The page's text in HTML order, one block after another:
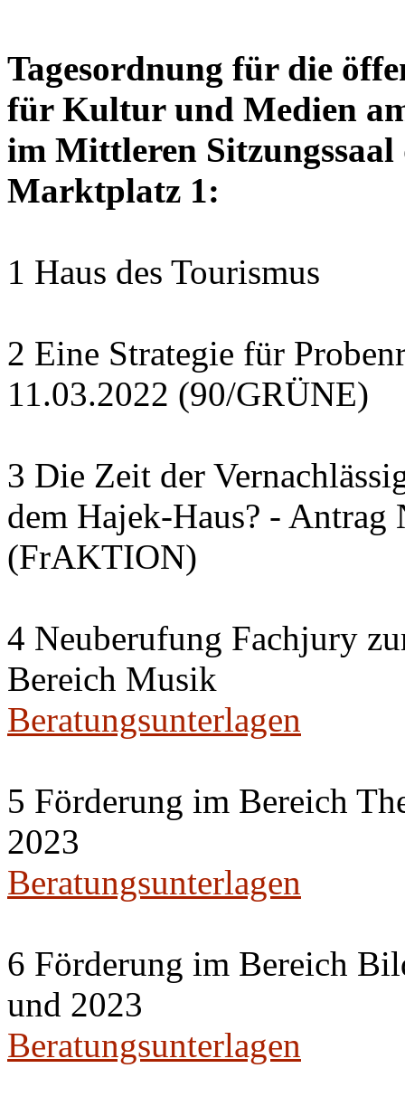
Tagesordnung für die
für Kultur und Medien
im Mittleren Sitzungssaal
Marktplatz 1:
1 Haus des Tourismus
2 Eine Strategie für
11.03.2022 (90/GRÜNE)
3 Die Zeit der
dem Hajek-Haus? -
(FrAKTION)
4 Neuberufung Fachjury
Bereich Musik
Beratungsunterlagen
5 Förderung im Bereich
2023
Beratungsunterlagen
6 Förderung im Bereich
und 2023
Beratungsunterlagen